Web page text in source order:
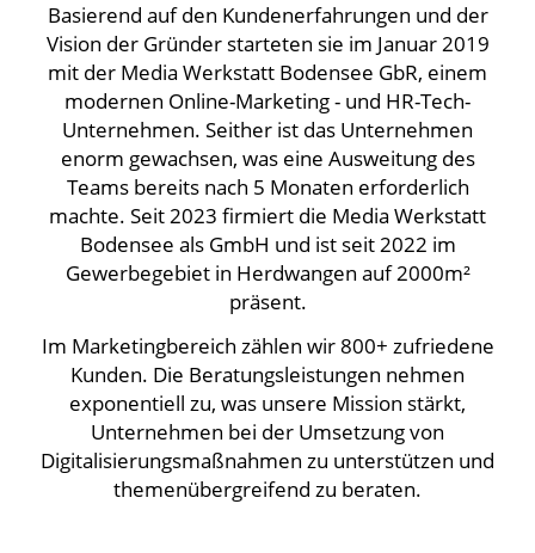
Basierend auf den Kundenerfahrungen und der
Vision der Gründer starteten sie im Januar 2019
mit der Media Werkstatt Bodensee GbR, einem
modernen Online-Marketing - und HR-Tech-
Unternehmen. Seither ist das Unternehmen
enorm gewachsen, was eine Ausweitung des
Teams bereits nach 5 Monaten erforderlich
machte. Seit 2023 firmiert die Media Werkstatt
Bodensee als GmbH und ist seit 2022 im
Gewerbegebiet in Herdwangen auf 2000m²
präsent.
Im Marketingbereich zählen wir 800+ zufriedene
Kunden. Die Beratungsleistungen nehmen
exponentiell zu, was unsere Mission stärkt,
Unternehmen bei der Umsetzung von
Digitalisierungsmaßnahmen zu unterstützen und
themenübergreifend zu beraten.